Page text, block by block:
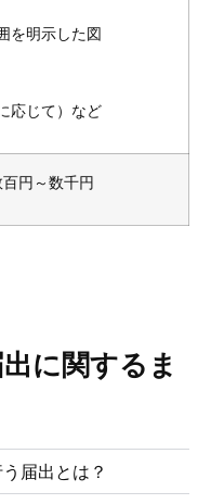
を明示した図
応じて）など
円～数千円
に関するま
届出とは？